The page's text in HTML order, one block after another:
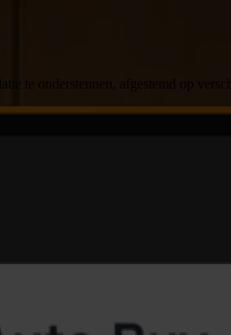
te ondersteunen, afgestemd op